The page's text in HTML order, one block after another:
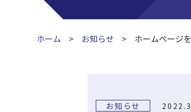
ホーム お知らせ ホームページ
お知らせ